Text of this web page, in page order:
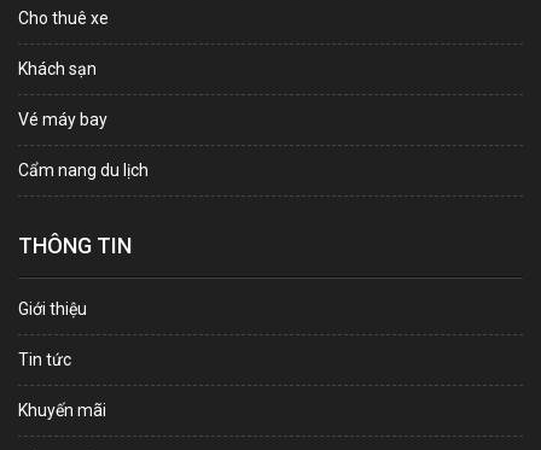
Cho thuê xe
Khách sạn
Vé máy bay
Cẩm nang du lịch
THÔNG TIN
Giới thiệu
Tin tức
Khuyến mãi